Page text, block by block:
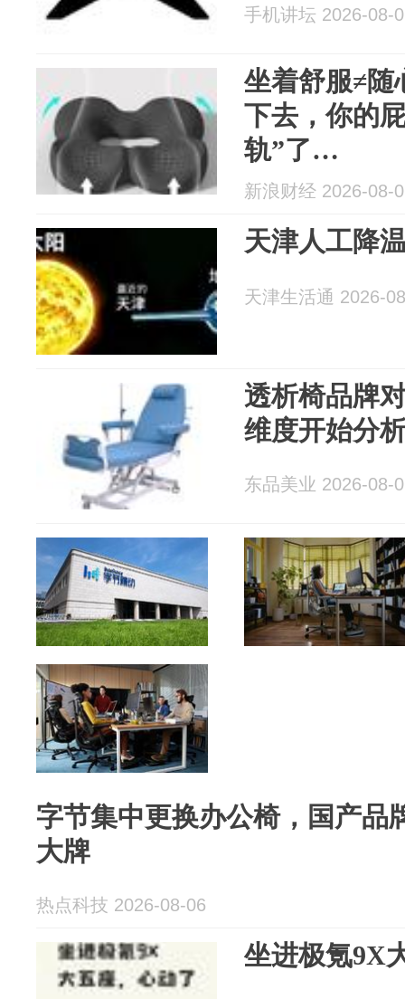
手机讲坛 2026-08-
坐着舒服≠随
下去，你的
轨”了…
新浪财经 2026-08-
天津人工降
天津生活通 2026-
透析椅品牌
维度开始分
东品美业 2026-08-
字节集中更换办公椅，国产品
大牌
热点科技 2026-08-06
坐进极氪9X